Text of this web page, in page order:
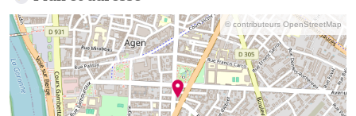
© contributeurs OpenStreetMap